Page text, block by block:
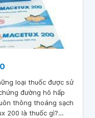
loại thuốc được sử
đường hô hấp
thông thoáng sạch
200 là thuốc gì?